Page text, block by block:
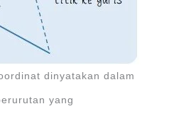
dinyatakan dalam
yang